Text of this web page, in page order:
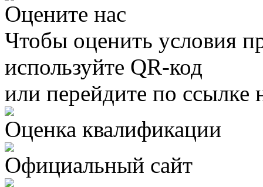
Оцените нас
Чтобы оценить условия
используйте QR-код
или перейдите по ссылке
Оценка квалификации
Официальный сайт